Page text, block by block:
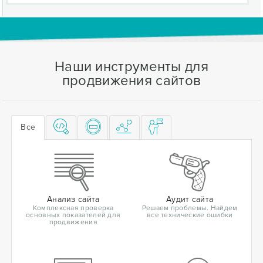
Наши инструменты для
продвижения сайтов
Все
Анализ сайта
Комплексная проверка
основных показателей для
продвижения
Аудит сайта
Решаем проблемы. Найдем
все технические ошибки